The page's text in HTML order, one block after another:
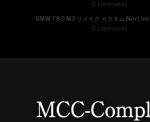
0 comments
BMW F80 M3 リメイク カスタム Next
0 comments